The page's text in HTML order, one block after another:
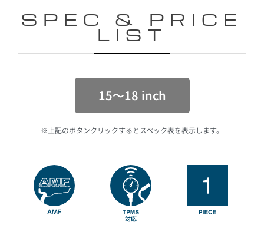
SPEC & PRICE
LIST
15〜18 inch
※上記のボタンクリックするとスペック表を表示します。